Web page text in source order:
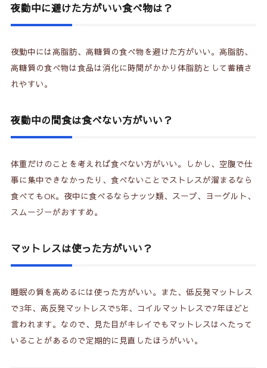
夜勤中に避けた方がいい食べ物は？
夜勤中には高脂肪、高糖質の食べ物を避けた方がいい。高脂肪、
高糖質の食べ物は食品は消化に時間がかかり体脂肪として蓄積さ
れやすい。
夜勤中の間食は食べない方がいい？
体重だけのことを考えれば食べない方がいい。しかし、空腹で仕
事に集中できなかったり、食べないことでストレスが溜まるなら
食べてもOK。夜中に食べるならナッツ類、スープ、ヨーグルト、
スムージーがおすすめ。
マットレスは使った方がいい？
睡眠の質を高めるには使った方がいい。また、低反発マットレス
で3年、高反発マットレスで5年、コイルマットレスで7年ほどと
言われます。なので、見た目がキレイでもマットレスはへたって
いることがあるので定期的に見直したほうがいい。